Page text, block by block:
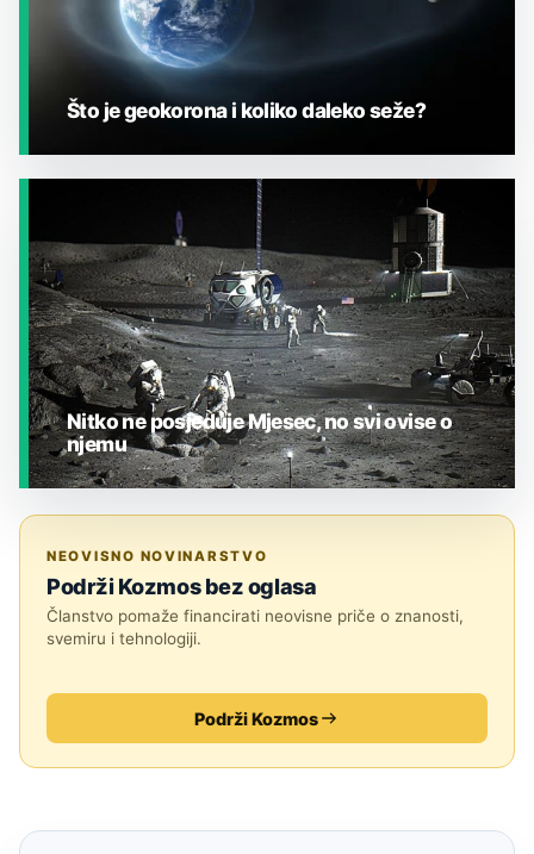
JESTE LI ZNALI?
Što je geokorona i koliko daleko seže?
Nitko ne posjeduje Mjesec, no svi ovise o
njemu
NEOVISNO NOVINARSTVO
Podrži Kozmos bez oglasa
Članstvo pomaže financirati neovisne priče o znanosti,
svemiru i tehnologiji.
Podrži Kozmos